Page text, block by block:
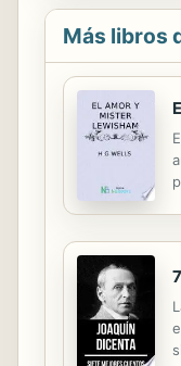
Más libros